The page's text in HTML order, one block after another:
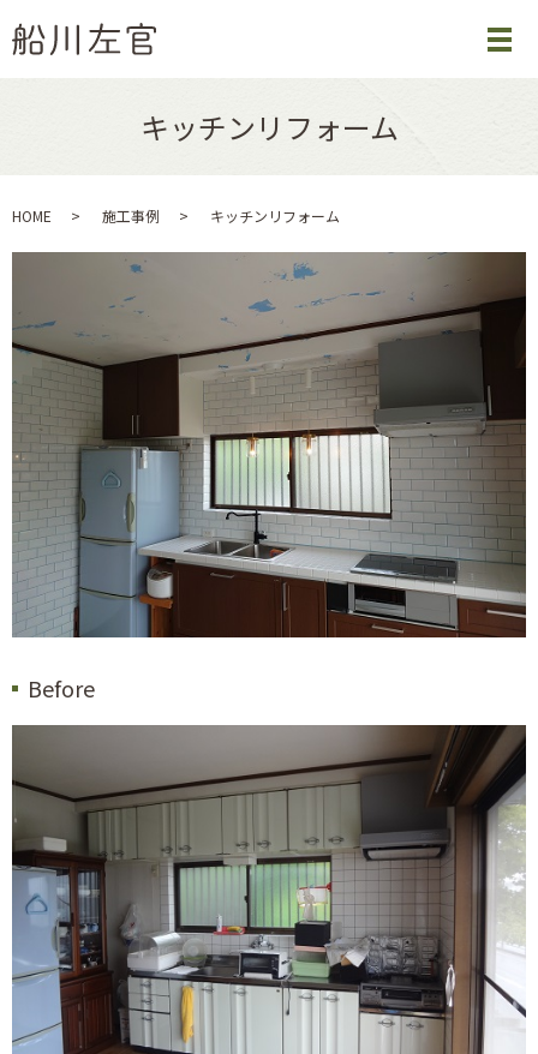
キッチンリフォーム
HOME 施工事例 キッチンリフォーム
Before